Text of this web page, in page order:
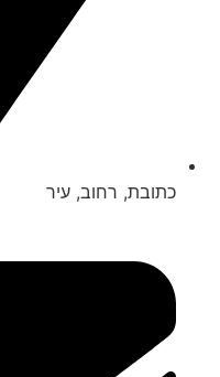
כתובת, רחוב, עיר